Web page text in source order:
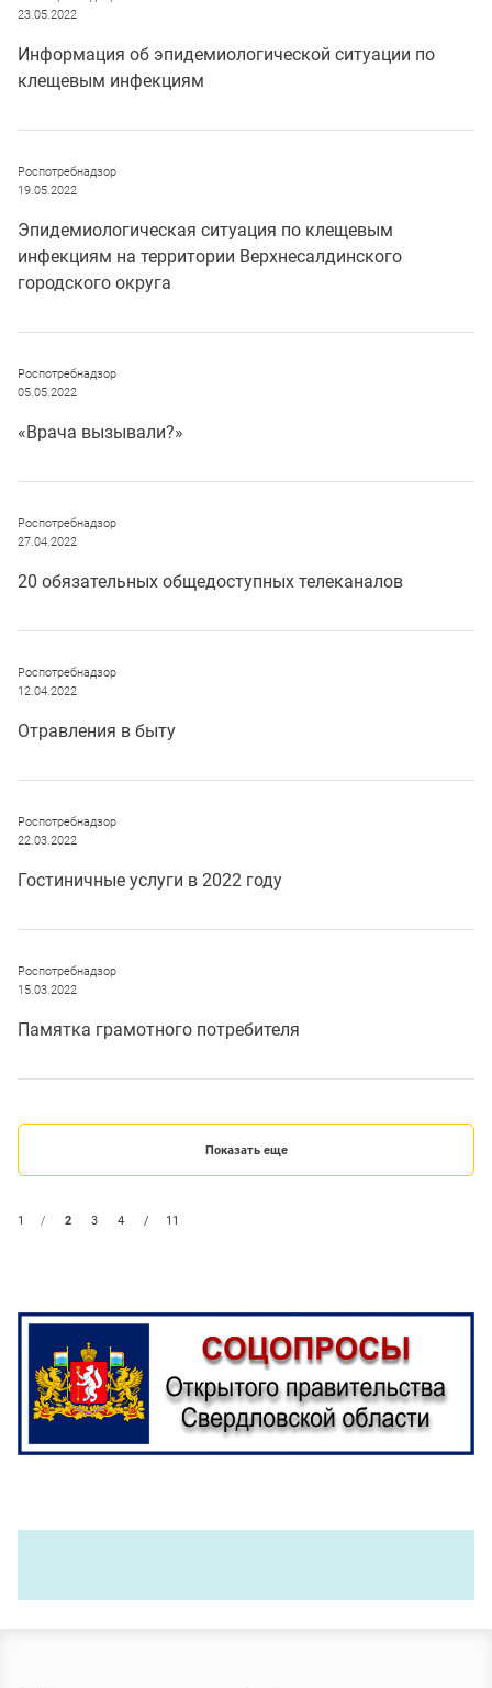
23.05.2022
Информация об эпидемиологической ситуации по
клещевым инфекциям
Роспотребнадзор
19.05.2022
Эпидемиологическая ситуация по клещевым
инфекциям на территории Верхнесалдинского
городского округа
Роспотребнадзор
05.05.2022
«Врача вызывали?»
Роспотребнадзор
27.04.2022
20 обязательных общедоступных телеканалов
Роспотребнадзор
12.04.2022
Отравления в быту
Роспотребнадзор
22.03.2022
Гостиничные услуги в 2022 году
Роспотребнадзор
15.03.2022
Памятка грамотного потребителя
Показать еще
1 / 2 3 4 / 11